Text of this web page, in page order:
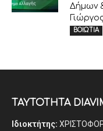
Δήμων
ΒΟΙΩΤΙΑ
ΤΑΥΤΟΤΗΤΑ
Ιδιοκτήτης: